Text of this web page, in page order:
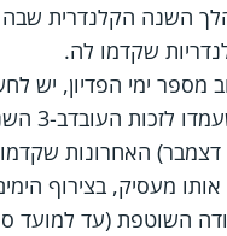
שקדמו לה.
מספר ימי הפדיון, יש
החופשה
דצמבר) האחרונות
מעסיק, בצירוף
השוטפת (עד למועד